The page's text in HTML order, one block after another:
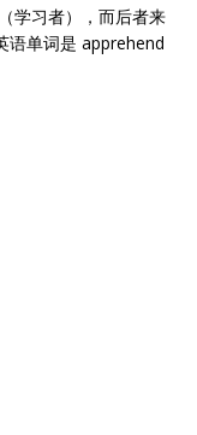
学习者），而后者来
语单词是 apprehend